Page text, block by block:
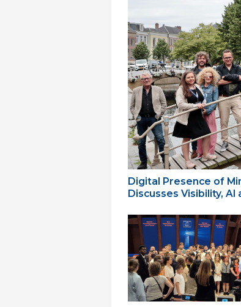
Digital Presence of
Discusses Visibility,